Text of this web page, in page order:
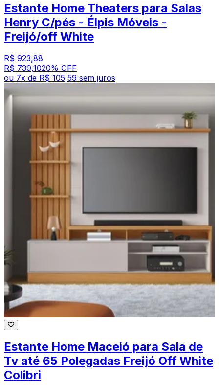
Estante Home Theaters para Salas
Henry C/pés - Élpis Móveis -
Freijó/off White
R$ 923,88
R$ 739,1020% OFF
ou 7x de R$ 105,59 sem juros
Estante Home Maceió para Sala de
Tv até 65 Polegadas Freijó Off White
Colibri